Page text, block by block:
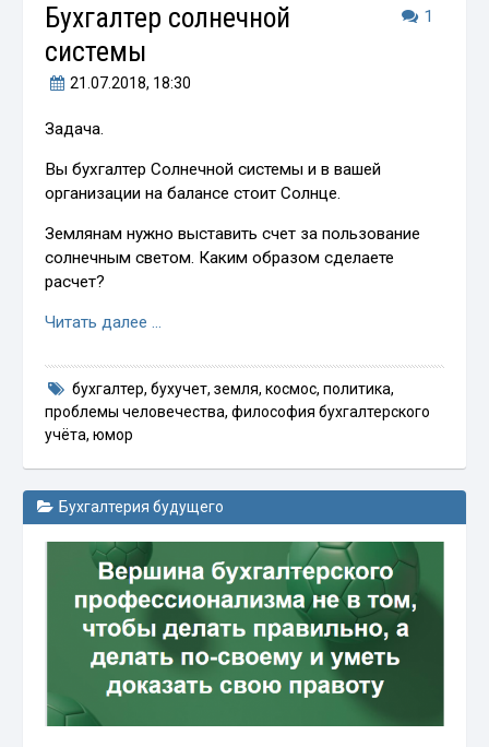
1
Бухгалтер солнечной
системы
21.07.2018, 18:30
Задача.
Вы бухгалтер Солнечной системы и в вашей
организации на балансе стоит Солнце.
Землянам нужно выставить счет за пользование
солнечным светом. Каким образом сделаете
расчет?
Читать далее …
бухгалтер, бухучет, земля, космос, политика,
проблемы человечества,философия бухгалтерского
учёта,юмор
Бухгалтерия будущего